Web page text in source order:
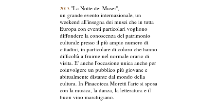
2013"La Notte dei Musei",
un grande evento internazionale, un
weekend all'insegna dei musei che in tutta
Europa con eventi particolari vogliono
diffondere la conoscenza del patrimonio
culturale presso il più ampio numero di
cittadini, in particolare di coloro che hanno
difficoltà a fruirne nel normale orario di
visita. E' anche l'occasione unica anche per
coinvolgere un pubblico più giovane e
abitualmente distante dal mondo della
cultura. In Pinacoteca Moretti l'arte si sposa
con la musica, la danza, la letteratura e il
buon vino marchigiano.